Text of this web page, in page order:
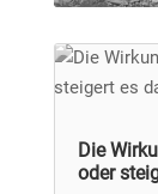
Die
oder